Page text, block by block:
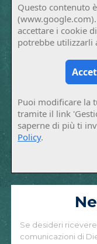
Questo contenuto
accettare i cookie
potrebbe utilizzarli
Puoi modificare la
tramite il link
saperne di più ti
Policy.
Se desideri
comunicazioni di